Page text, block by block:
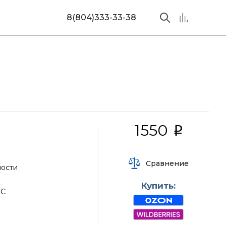
8(804)333-33-38
1550 i
Сравнение
Купить: